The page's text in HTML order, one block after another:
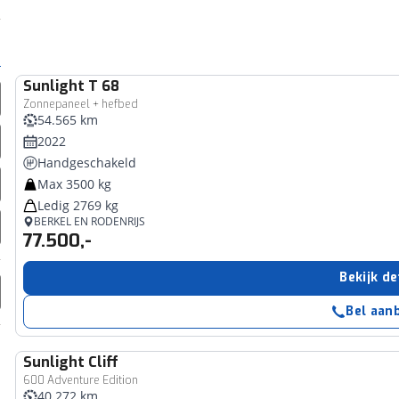
Sunlight T 68
Zonnepaneel + hefbed
54.565 km
2022
Handgeschakeld
Max 3500 kg
Ledig 2769 kg
BERKEL EN RODENRIJS
77.500,-
Bekijk
Bel
Sunlight Cliff
600 Adventure Edition